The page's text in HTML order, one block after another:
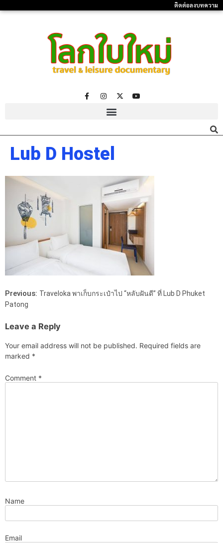
ติดต่อลงบทความ
Lub D Hostel
Previous: Traveloka พาเก็บกระเป๋าไป “หลับฝันดี” ที่ Lub D Phuket
Patong
Leave a Reply
Your email address will not be published. Required fields are
marked *
Comment *
Name
Email